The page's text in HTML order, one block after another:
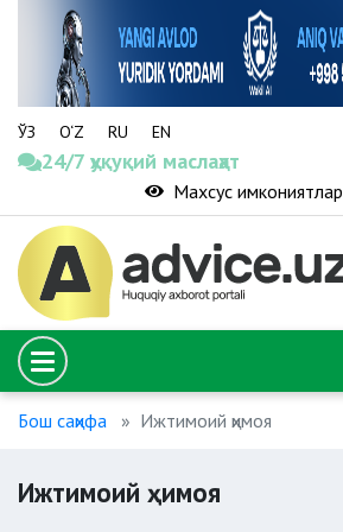
ЎЗ O‘Z RU EN
24/7 ҳуқуқий маслаҳат
Махсус имкониятлар
Бош саҳифа Ижтимоий ҳимоя
Ижтимоий ҳимоя